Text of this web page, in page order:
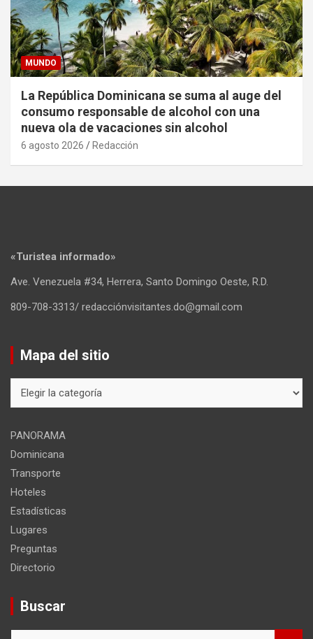
MUNDO
La República Dominicana se suma al auge del
consumo responsable de alcohol con una
nueva ola de vacaciones sin alcohol
6 agosto 2026 Redacción
«Turistea informado»
Ave. Venezuela #34, Herrera, Santo Domingo Oeste, R.D.
809-708-3313/ redacciónvisitantes.do@gmail.com
Mapa del sitio
del
PANORAMA
Dominicana
Transporte
Hoteles
Estadísticas
Lugares
Preguntas
Directorio
Buscar